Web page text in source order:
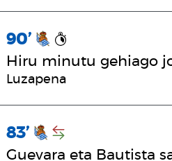
90’
Hiru minutu gehiago
Luzapena
83’
Guevara eta Bautista